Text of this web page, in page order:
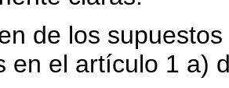
de los
en el artículo 1 a)